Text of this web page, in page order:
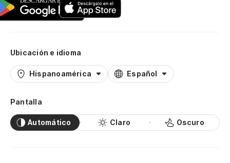
Ubicación e idioma
Hispanoamérica Español
Pantalla
Automático Claro Oscuro